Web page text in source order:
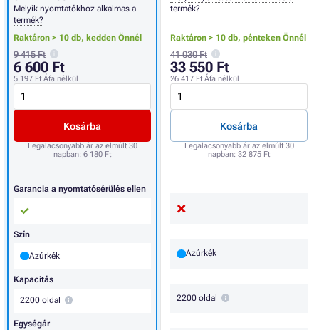
termék?
Raktáron > 10 db, pénteken Önnél
41 030 Ft
33 550 Ft
26 417 Ft Áfa nélkül
Kosárba
Legalacsonyabb ár az elmúlt 30
napban: 32 875 Ft
Azúrkék
2200 oldal
Melyik nyomtatókhoz alkalmas a
termék?
Raktáron > 10 db, kedden Önnél
9 415 Ft
6 600 Ft
5 197 Ft Áfa nélkül
Kosárba
Legalacsonyabb ár az elmúlt 30
napban: 6 180 Ft
Garancia a nyomtatósérülés ellen
Szín
Azúrkék
Kapacitás
2200 oldal
Egységár